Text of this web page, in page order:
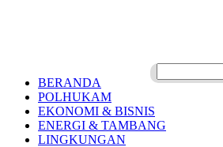
BERANDA
POLHUKAM
EKONOMI & BISNIS
ENERGI & TAMBANG
LINGKUNGAN